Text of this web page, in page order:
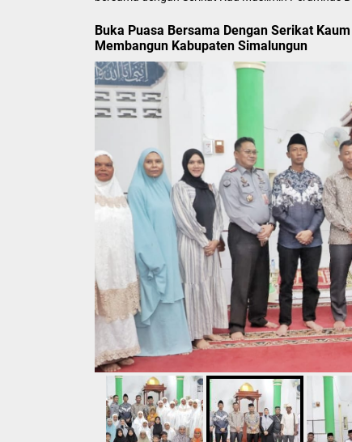
Buka Puasa Bersama Dengan Serikat
Membangun Kabupaten Simalungun